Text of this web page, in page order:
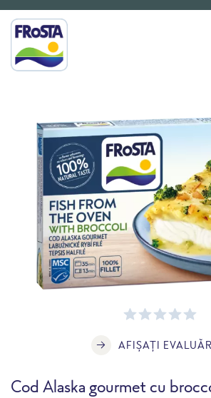
AFIȘAȚI
Cod Alaska gourmet cu